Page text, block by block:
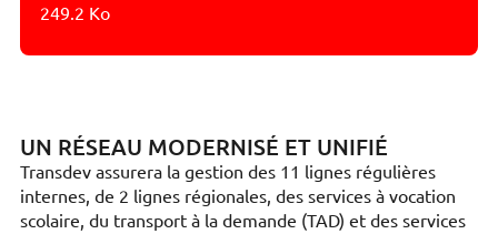
249.2 Ko
UN RÉSEAU MODERNISÉ ET UNIFIÉ
Transdev assurera la gestion des 11 lignes régulières
internes, de 2 lignes régionales, des services à vocation
scolaire, du transport à la demande (TAD) et des services